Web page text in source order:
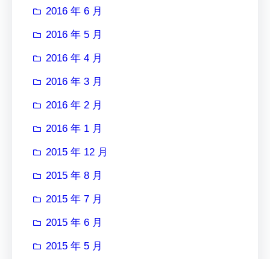
2016 年 6 月
2016 年 5 月
2016 年 4 月
2016 年 3 月
2016 年 2 月
2016 年 1 月
2015 年 12 月
2015 年 8 月
2015 年 7 月
2015 年 6 月
2015 年 5 月